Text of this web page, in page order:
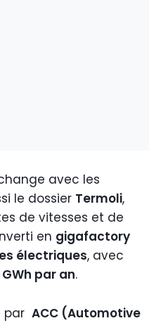
avec les
le dossier Termoli,
de vitesses et de
en gigafactory
électriques, avec
par an.
par ACC (Automotive